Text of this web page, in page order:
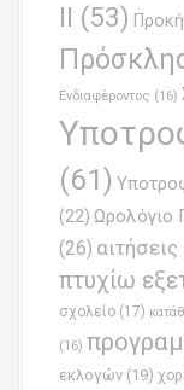
ΙΙ (53)
Ενδιαφέροντος (16)
(61)
(22) Ωρολόγιο
(26) αιτήσεις
πτυχίω
σχολείο (17)
(16)
εκλογών (19)